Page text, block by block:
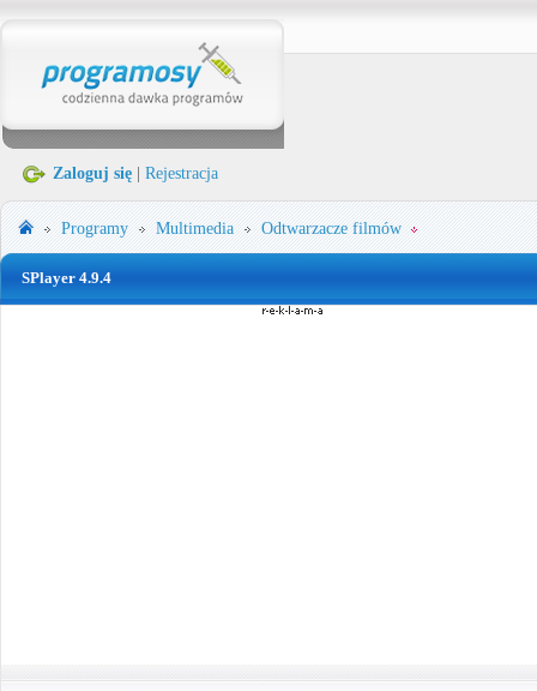
Zaloguj się Rejestracja
Programy Multimedia Odtwarzacze filmów
SPlayer 4.9.4